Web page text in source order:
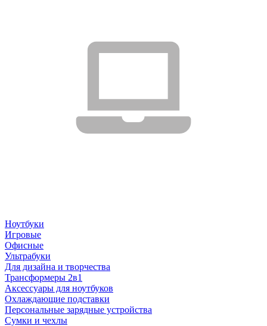
Ноутбуки
Игровые
Офисные
Ультрабуки
Для дизайна и творчества
Трансформеры 2в1
Аксессуары для ноутбуков
Охлаждающие подставки
Персональные зарядные устройства
Сумки и чехлы